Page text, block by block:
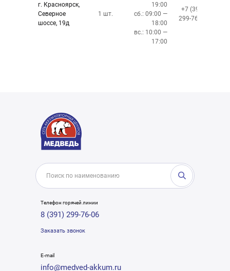
г. Красноярск,
Северное
шоссе, 19д
1 шт.
19:00
сб.: 09:00 —
18:00
вс.: 10:00 —
17:00
+7 (391)
299-76-06
Телефон горячей линии
8 (391) 299-76-06
Заказать звонок
E-mail
info@medved-akkum.ru